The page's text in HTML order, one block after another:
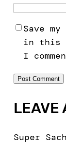
Save
in this
I
LEAVE
Super